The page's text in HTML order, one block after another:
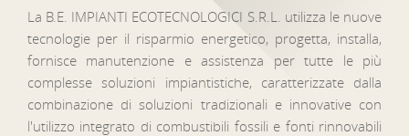
La B.E. IMPIANTI ECOTECNOLOGICI S.R.L. utilizza le nuove
tecnologie per il risparmio energetico, progetta, installa,
fornisce manutenzione e assistenza per tutte le più
complesse soluzioni impiantistiche, caratterizzate dalla
combinazione di soluzioni tradizionali e innovative con
l'utilizzo integrato di combustibili fossili e fonti rinnovabili